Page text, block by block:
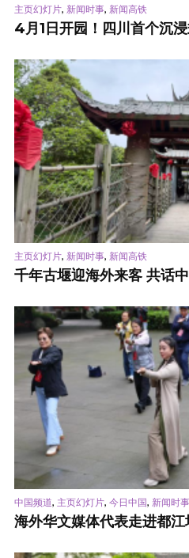
主页幻灯片, 新闻时事, 新闻高铁
4月1日开园！四川首个沉
主页幻灯片, 新闻时事, 新闻高铁
千年古堰迎海外来客 共话
中国频道, 主页幻灯片, 今日中国, 新闻时事
海外华文媒体代表走进都